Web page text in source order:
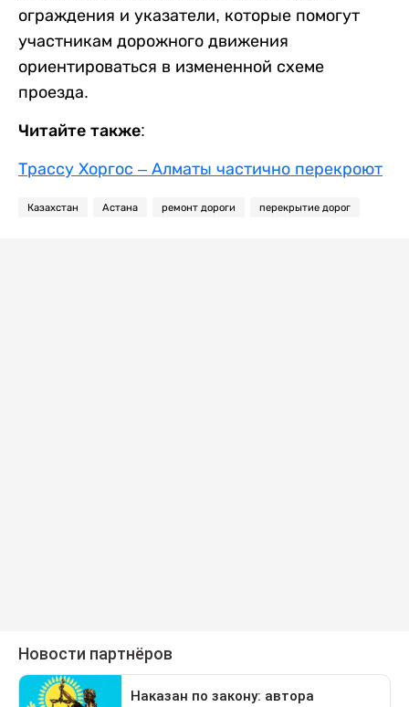
ограждения и указатели, которые помогут
участникам дорожного движения
ориентироваться в измененной схеме
проезда.
Читайте также:
Трассу Хоргос – Алматы частично перекроют
Казахстан Астана ремонт дороги перекрытие дорог